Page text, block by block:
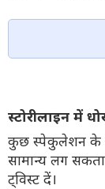
स्टोरीलाइन में
कुछ स्पेकुलेशन के
सामान्य लग
ट्विस्ट दें।